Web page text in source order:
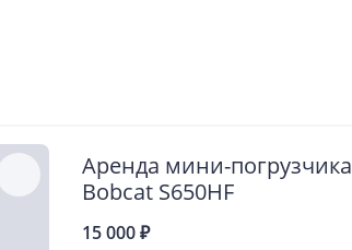
Аренда мини-погрузчика
Bobcat S650HF
15 000 ₽